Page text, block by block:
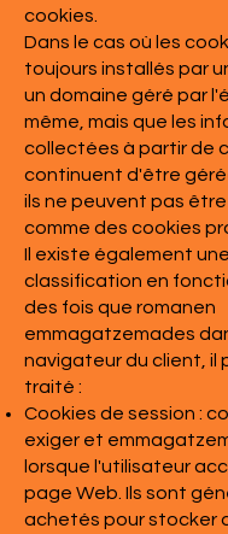
cookies.
Dans le cas où les
toujours installés par
un domaine géré par
même, mais que les
collectées à partir de
continuent d'être
ils ne peuvent pas
comme des cookies
Il existe également
classification en
des fois que romanen
emmagatzemades
navigateur du client, il
traité :
Cookies de session :
exiger et
lorsque l'utilisateur
page Web. Ils sont
achetés pour stocker